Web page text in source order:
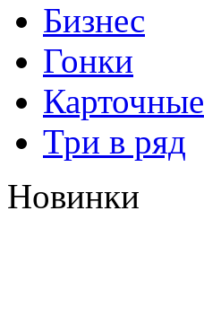
Бизнес
Гонки
Карточные
Три в ряд
Новинки